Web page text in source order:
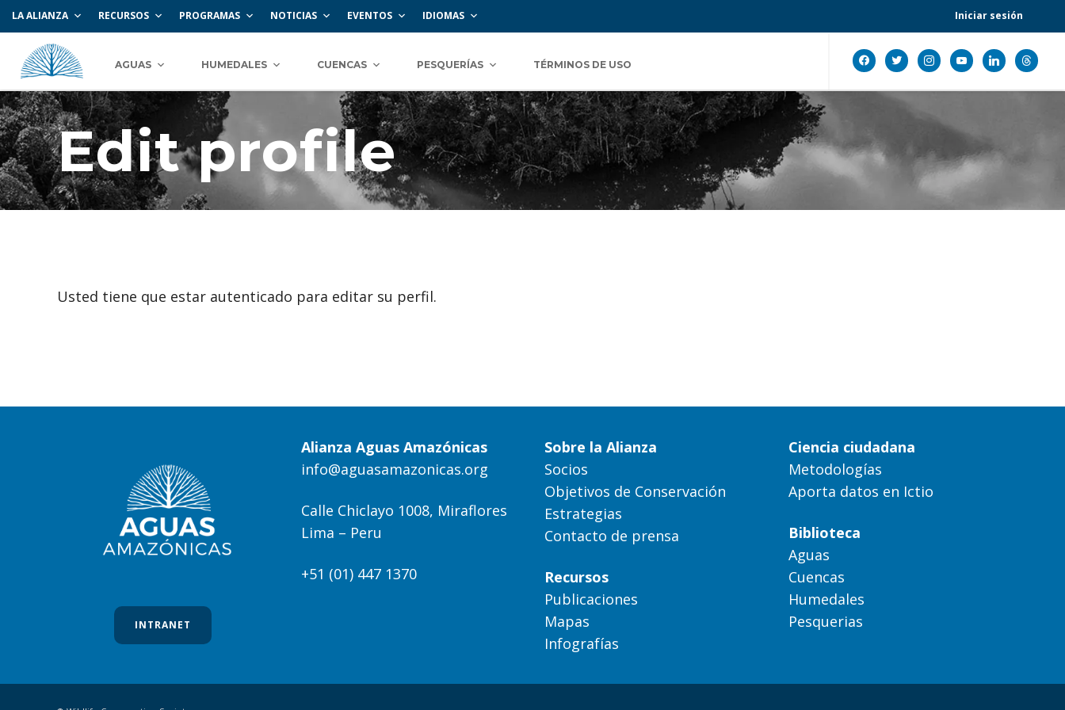
LA ALIANZA RECURSOS PROGRAMAS NOTICIAS EVENTOS IDIOMAS Iniciar sesión
AGUAS HUMEDALES CUENCAS PESQUERÍAS TÉRMINOS DE USO
facebook
twitter instagramyoutubelinkedinthreads
Edit profile
Usted tiene que estar autenticado para editar su perfil.
INTRANET
Alianza Aguas Amazónicas
info@aguasamazonicas.org
Calle Chiclayo 1008, Miraflores
Lima – Peru
+51 (01) 447 1370
Sobre la Alianza
Socios
Objetivos de Conservación
Estrategias
Contacto de prensa
Recursos
Publicaciones
Mapas
Infografías
Ciencia ciudadana
Metodologías
Aporta datos en Ictio
Biblioteca
Aguas
Cuencas
Humedales
Pesquerias